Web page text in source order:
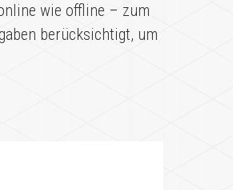
wie offline – zum
berücksichtigt, um